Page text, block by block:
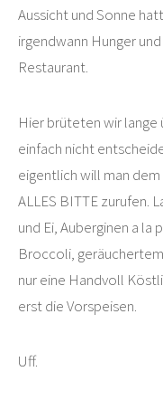
Aussicht und Sonne
irgendwann Hunger
Restaurant.
Hier brüteten wir lange
einfach nicht
eigentlich will man
ALLES BITTE zurufen.
und Ei, Auberginen a la
Broccoli,
nur eine Handvoll
erst die Vorspeisen.
Uff.